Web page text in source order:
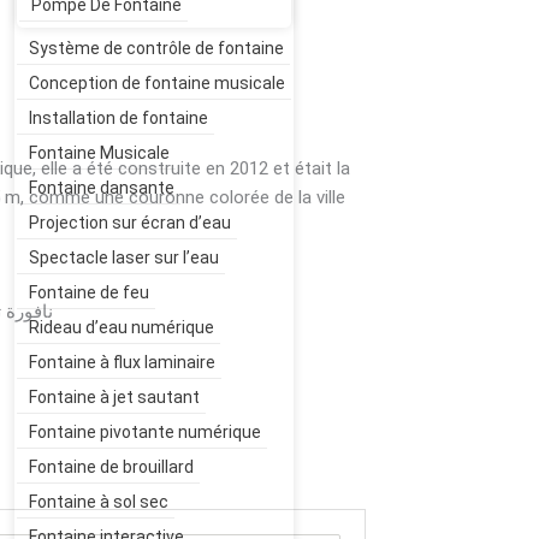
Pompe De Fontaine
Système de contrôle de fontaine
Conception de fontaine musicale
Installation de fontaine
Fontaine Musicale
Fontaine dansante
Projection sur écran d’eau
Spectacle laser sur l’eau
Fontaine de feu
Rideau d’eau numérique
Fontaine à flux laminaire
Fontaine à jet sautant
Fontaine pivotante numérique
Fontaine de brouillard
Fontaine à sol sec
elle a été construite en 2012 et était la
comme une couronne colorée de la ville